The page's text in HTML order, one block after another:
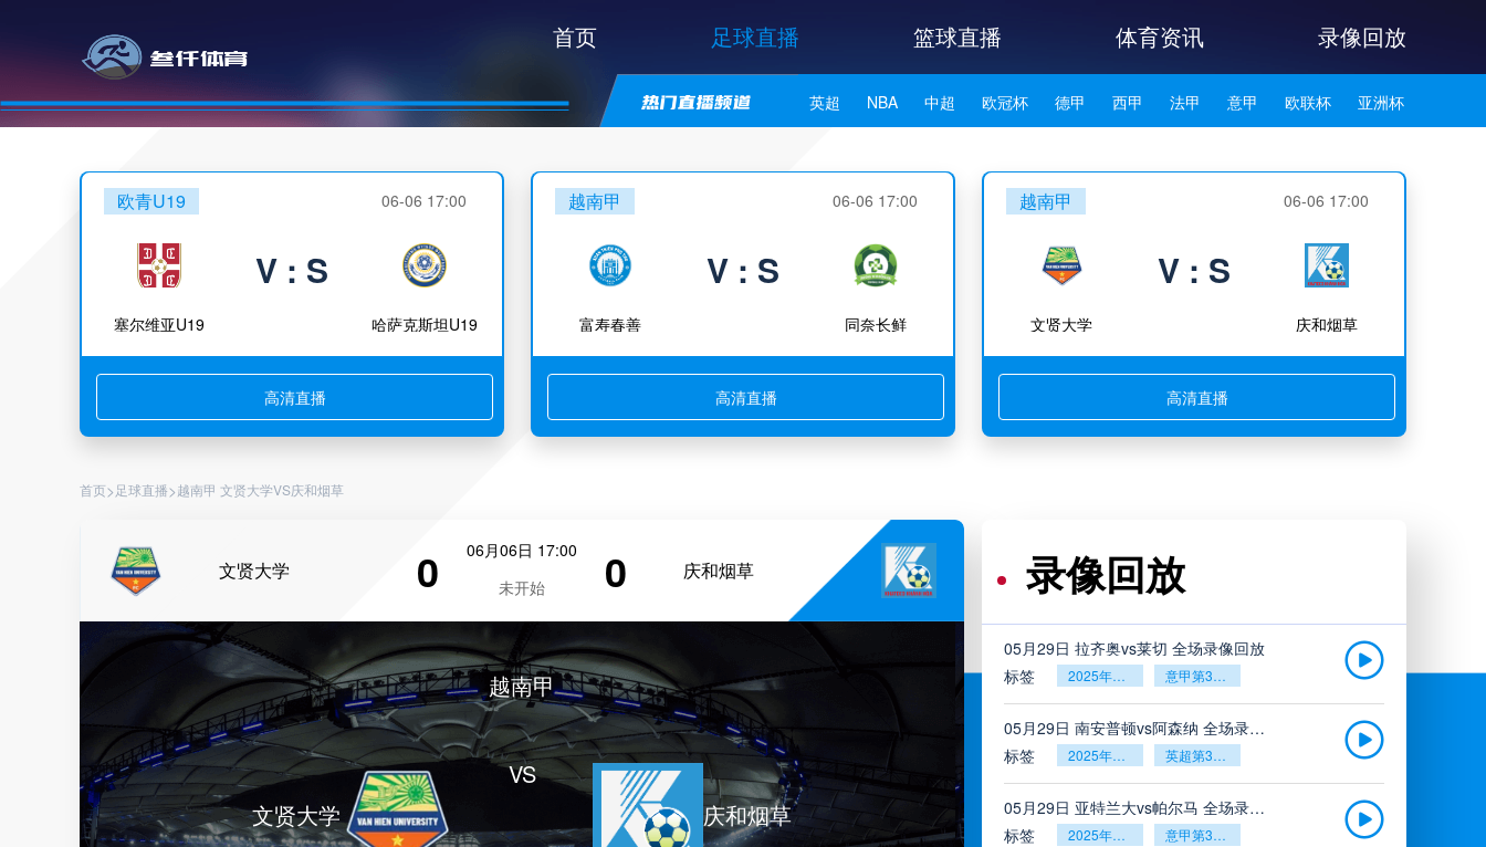
首页 足球直播 篮球直播 体育资讯 录像回放
英超 NBA 中超 欧冠杯 德甲 西甲 法甲 意甲 欧联杯 亚洲杯
欧青U19 06-06 17:00
塞尔维亚U19
V : S
哈萨克斯坦U19
高清直播
越南甲 06-06 17:00
富寿春善
V : S
同奈长鲜
高清直播
越南甲 06-06 17:00
文贤大学
V : S
庆和烟草
高清直播
首页> 足球直播>越南甲 文贤大学VS庆和烟草
文贤大学 0
06月06日 17:00
未开始
0 庆和烟草
文贤大学
越南甲
VS
庆和烟草
录像回放
05月29日 拉齐奥vs莱切 全场录像回放
标签
2025年5月26日 意甲第38轮
05月29日 南安普顿vs阿森纳 全场录像回放
标签
2025年5月26日 英超第38轮
05月29日 亚特兰大vs帕尔马 全场录像回放
标签
2025年5月26日 意甲第38轮